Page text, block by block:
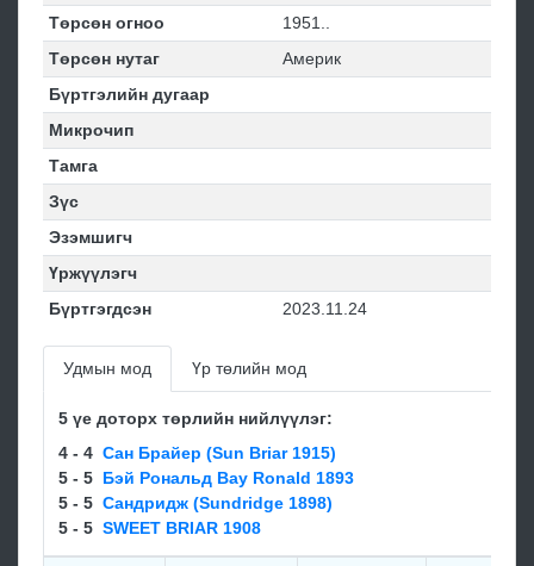
Төрсөн огноо
1951..
Төрсөн нутаг
Америк
Бүртгэлийн дугаар
Микрочип
Тамга
Зүс
Эзэмшигч
Үржүүлэгч
Бүртгэгдсэн
2023.11.24
Удмын мод Үр төлийн мод
5 үе доторх төрлийн нийлүүлэг:
4 - 4 Сан Брайер (Sun Briar 1915)
5 - 5 Бэй Рональд Bay Ronald 1893
5 - 5 Сандридж (Sundridge 1898)
5 - 5 SWEET BRIAR 1908